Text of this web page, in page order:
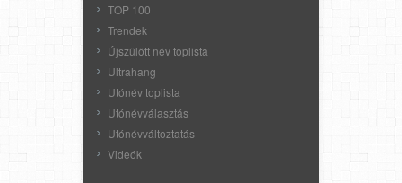
TOP 100
Trendek
Újszülött név toplista
Ultrahang
Utónév toplista
Utónévválasztás
Utónévváltoztatás
Videók